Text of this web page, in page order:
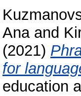
Anaand
(2021)
for
education